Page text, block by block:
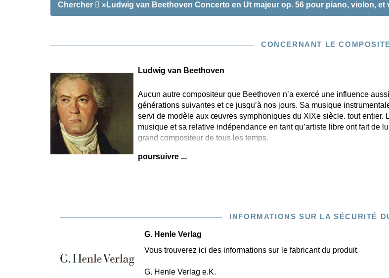
Chercher »Ludwig van Beethoven Concerto en Ut majeur op. 56 pour piano, violon,
CONCERNANT LE
Ludwig van Beethoven
Aucun autre compositeur que Beethoven n’a exercé une influence
générations suivantes et ce jusqu’à nos jours. Sa musique
servi de modèle aux œuvres symphoniques du XIXe siècle. tout entier.
musique et sa relative indépendance en tant qu’artiste libre ont fait de
grand compositeur de tous les temps.
poursuivre ...
INFORMATIONS SUR LA SÉCURITÉ
G. Henle Verlag
Vous trouverez ici des informations sur le fabricant du produit.
G. Henle Verlag e.K.